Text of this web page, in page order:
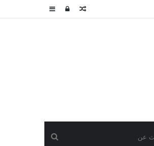
عمودتسجيلمقال